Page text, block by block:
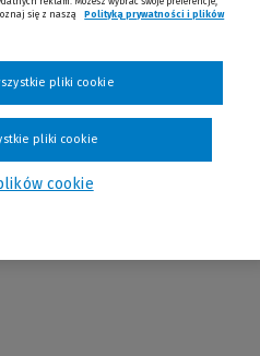
się z naszą
Polityką prywatności i plików
cookie
pliki cookie
pliki cookie